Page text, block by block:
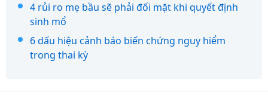
4 rủi ro mẹ bầu sẽ phải đối mặt khi quyết định
sinh mổ
6 dấu hiệu cảnh báo biến chứng nguy hiểm
trong thai kỳ